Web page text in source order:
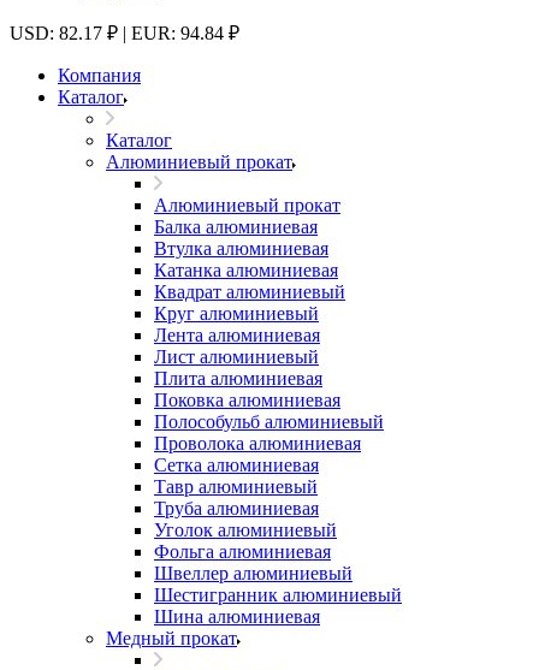
USD: 82.17 ₽ | EUR: 94.84 ₽
Компания
Каталог
Каталог
Алюминиевый прокат
Алюминиевый прокат
Балка алюминиевая
Втулка алюминиевая
Катанка алюминиевая
Квадрат алюминиевый
Круг алюминиевый
Лента алюминиевая
Лист алюминиевый
Плита алюминиевая
Поковка алюминиевая
Полособульб алюминиевый
Проволока алюминиевая
Сетка алюминиевая
Тавр алюминиевый
Труба алюминиевая
Уголок алюминиевый
Фольга алюминиевая
Швеллер алюминиевый
Шестигранник алюминиевый
Шина алюминиевая
Медный прокат